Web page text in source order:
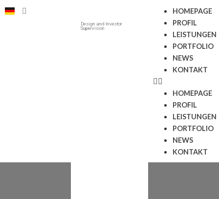
Design and Investor
Supervision
HOMEPAGE
PROFIL
LEISTUNGEN
PORTFOLIO
NEWS
KONTAKT
HOMEPAGE
PROFIL
LEISTUNGEN
PORTFOLIO
NEWS
KONTAKT